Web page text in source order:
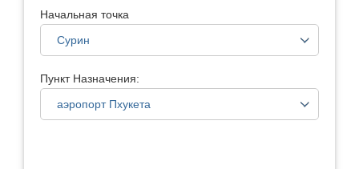
Начальная точка
Пункт Назначения: